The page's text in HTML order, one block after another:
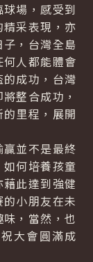
場，感受到
采表現，亦
，台灣全島
人都能體會
成功，台灣
整合成功，
里程，展開
並不是最終
何培養孩童
此達到強健
小朋友在未
，當然，也
大會圓滿成